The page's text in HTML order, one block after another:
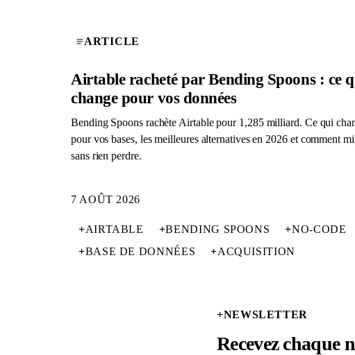
ARTICLE
Airtable racheté par Bending Spoons : ce
change pour vos données
Bending Spoons rachète Airtable pour 1,285 milliard. Ce qui
pour vos bases, les meilleures alternatives en 2026 et comment
sans rien perdre.
7 AOÛT 2026
+AIRTABLE +BENDING SPOONS +NO-CODE
+BASE DE DONNÉES +ACQUISITION
+NEWSLETTER
Recevez chaque